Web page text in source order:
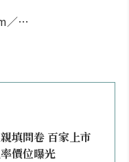
／
填問卷 百家上市
價位曝光